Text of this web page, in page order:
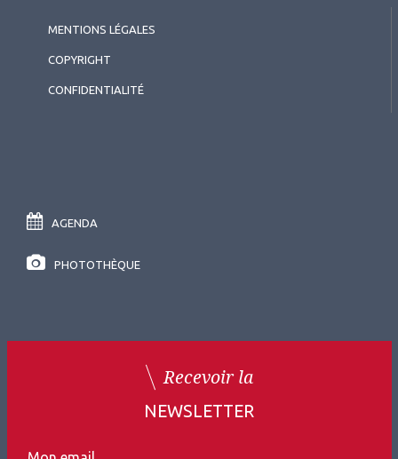
MENTIONS LÉGALES
COPYRIGHT
CONFIDENTIALITÉ
AGENDA
PHOTOTHÈQUE
Recevoir la
NEWSLETTER